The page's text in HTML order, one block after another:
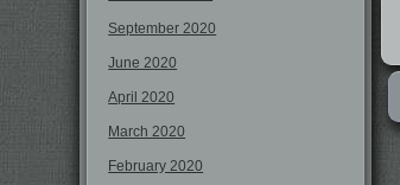
September 2020
June 2020
April 2020
March 2020
February 2020